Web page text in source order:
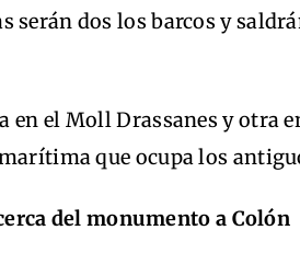
serán dos los barcos y
en el Moll Drassanes y otra
que ocupa los
del monumento a Colón